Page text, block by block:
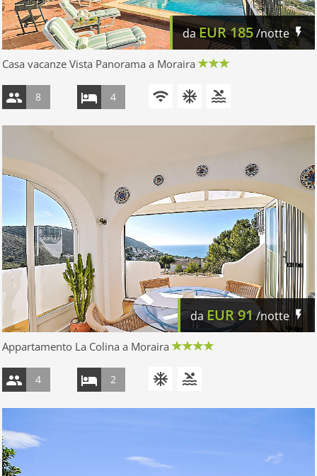
daEUR185/notte
Casa vacanze Vista Panorama a Moraira
8 4
da EUR91/notte
Appartamento La Colina a Moraira
4 2